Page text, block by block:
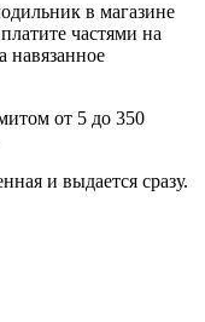
в магазине
частями на
навязанное
от 5 до 350
и выдается сразу.